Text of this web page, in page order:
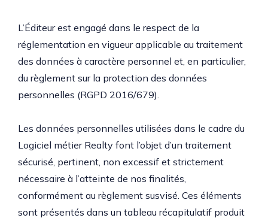
Numéro de téléphone*
L’Éditeur est engagé dans le respect de la
réglementation en vigueur applicable au traitement
des données à caractère personnel et, en particulier,
du règlement sur la protection des données
personnelles (RGPD 2016/679).
Les données personnelles utilisées dans le cadre du
Logiciel métier Realty font l’objet d’un traitement
sécurisé, pertinent, non excessif et strictement
nécessaire à l’atteinte de nos finalités,
conformément au règlement susvisé. Ces éléments
sont présentés dans un tableau récapitulatif produit